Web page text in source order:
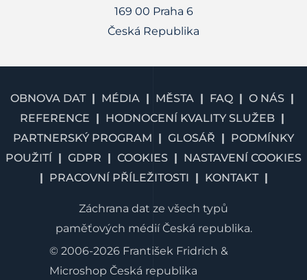
169 00 Praha 6
Česká Republika
OBNOVA DAT MÉDIA MĚSTA FAQ
O NÁS
REFERENCE
HODNOCENÍ KVALITY SLUŽEB
PARTNERSKÝ PROGRAM
GLOSÁŘ
PODMÍNKY
POUŽITÍ
GDPR COOKIES
NASTAVENÍ COOKIES
PRACOVNÍ PŘÍLEŽITOSTI
KONTAKT
Záchrana dat ze všech typů
paměťových médií Česká republika.
© 2006-2026 František Fridrich &
Microshop Česká republika